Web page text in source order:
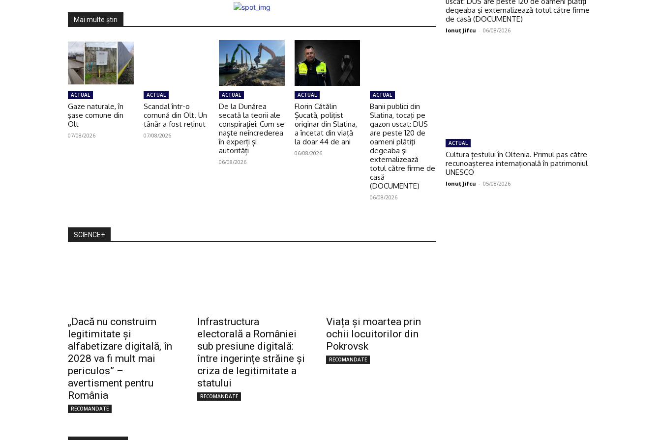
Mai multe ştiri
ACTUAL
Gaze naturale, în
şase comune din
Olt
07/08/2026
ACTUAL
Scandal într-o
comună din Olt. Un
tânăr a fost reţinut
07/08/2026
ACTUAL
De la Dunărea
secată la teorii ale
conspirației: Cum se
naște neîncrederea
în experți și
autorități
06/08/2026
ACTUAL
Florin Cătălin
Șucată, poliţist
originar din Slatina,
a încetat din viață
la doar 44 de ani
06/08/2026
ACTUAL
Banii publici din
Slatina, tocaţi pe
gazon uscat: DUS
are peste 120 de
oameni plătiţi
degeaba şi
externalizează
totul către firme de
casă
(DOCUMENTE)
06/08/2026
SCIENCE+
„Dacă nu construim
legitimitate și
alfabetizare digitală, în
2028 va fi mult mai
periculos” –
avertisment pentru
România
RECOMANDATE
Infrastructura
electorală a României
sub presiune digitală:
între ingerințe străine și
criza de legitimitate a
statului
RECOMANDATE
Viața și moartea prin
ochii locuitorilor din
Pokrovsk
RECOMANDATE
degeaba şi externalizează totul către firme
de casă (DOCUMENTE)
Ionuţ Jifcu - 06/08/2026
ACTUAL
Cultura țestului în Oltenia. Primul pas către
recunoașterea internațională în patrimoniul
UNESCO
Ionuţ Jifcu - 05/08/2026